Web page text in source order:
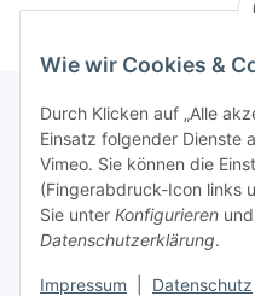
Wie wir Cookies &
Durch Klicken auf „Alle
Einsatz folgender Dienste
Vimeo. Sie können die
(Fingerabdruck-Icon links
Sie unter Konfigurieren
Datenschutzerklärung.
Impressum Datenschutz
Informationen
Gesetzliche Informationen